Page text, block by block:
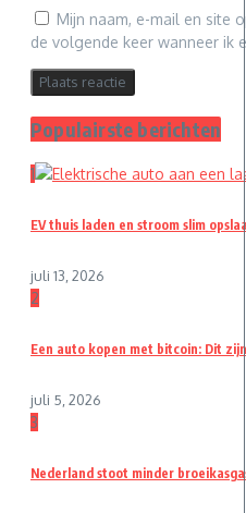
Mijn naam, e-mail en site
de volgende keer wanneer ik
Populairste berichten
1
EV thuis laden en stroom slim
juli 13, 2026
2
Een auto kopen met bitcoin: Dit
juli 5, 2026
3
Nederland stoot minder